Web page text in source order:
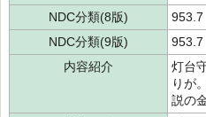
NDC分類(8版)
953.7
NDC分類(9版)
953.7
内容紹介
灯台
りが
説の